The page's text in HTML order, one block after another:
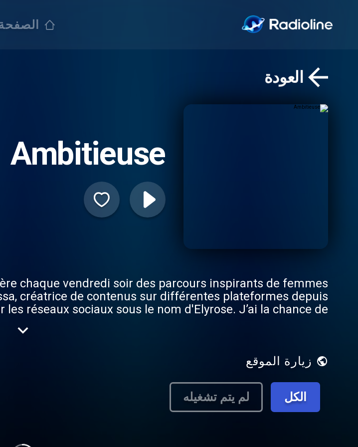
العودة
Ambitieuse
chaque vendredi soir des parcours inspirants de femmes
créatrice de contenus sur différentes plateformes depuis
réseaux sociaux sous le nom d'Elyrose. J’ai la chance de
Les parcours personnels et professionnels sont riches et
زيارة الموقع
الكل لم يتم تشغيله